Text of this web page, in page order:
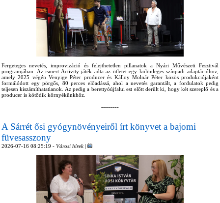
Fergeteges nevetés, improvizáció és felejthetetlen pillanatok a Nyári Művészeti Fesztivál
programjában. Az ismert Activity játék adta az ötletet egy különleges színpadi adaptációhoz,
amely 2025 végén Venyige Péter producer és Kálloy Molnár Péter közös produkciójaként
formálódott egy pörgős, 80 perces előadássá, ahol a nevetés garantált, a fordulatok pedig
teljesen kiszámíthatatlanok. Az pedig a berettyóújfalui est előtt derült ki, hogy két szereplő és a
producer is kötődik környékünkhöz.
---------
A Sárrét ősi gyógynövényeiről írt könyvet a bajomi
füvesasszony
2026-07-16 08:25:19 - Városi hírek |